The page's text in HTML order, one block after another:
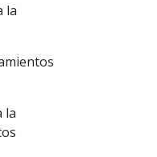
la
la